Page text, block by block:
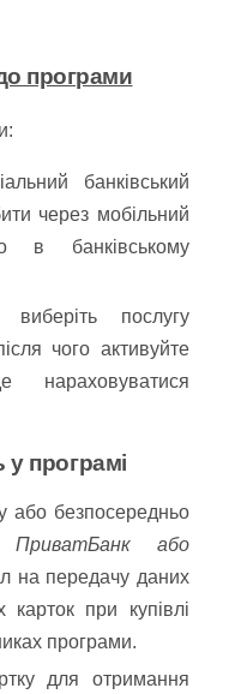
програми
банківський
через мобільний
в банківському
послугу
чого активуйте
у програмі
або безпосередньо
ПриватБанк або
на передачу даних
карток при купівлі
програми.
для отримання